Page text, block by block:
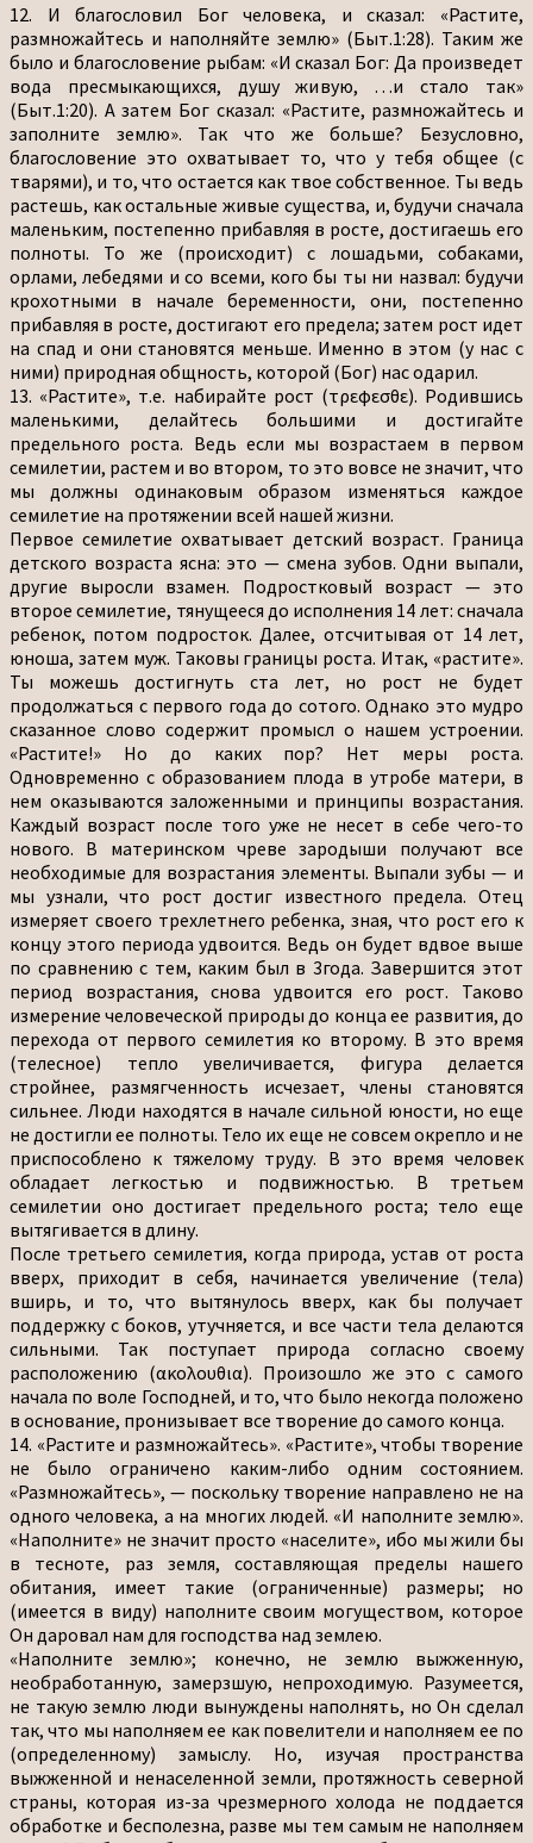
12. И благословил Бог человека, и сказал: «Растите,
размножайтесь и наполняйте землю» (Быт.1:28). Таким же
было и благословение рыбам: «И сказал Бог: Да произведет
вода пресмыкающихся, душу живую, …и стало так»
(Быт.1:20). А затем Бог сказал: «Растите, размножайтесь и
заполните землю». Так что же больше? Безусловно,
благословение это охватывает то, что у тебя общее (с
тварями), и то, что остается как твое собственное. Ты ведь
растешь, как остальные живые существа, и, будучи сначала
маленьким, постепенно прибавляя в росте, достигаешь его
полноты. То же (происходит) с лошадьми, собаками,
орлами, лебедями и со всеми, кого бы ты ни назвал: будучи
крохотными в начале беременности, они, постепенно
прибавляя в росте, достигают его предела; затем рост идет
на спад и они становятся меньше. Именно в этом (у нас с
ними) природная общность, которой (Бог) нас одарил.
13. «Растите», т.е. набирайте рост (τρεφεσθε). Родившись
маленькими, делайтесь большими и достигайте
предельного роста. Ведь если мы возрастаем в первом
семилетии, растем и во втором, то это вовсе не значит, что
мы должны одинаковым образом изменяться каждое
семилетие на протяжении всей нашей жизни.
Первое семилетие охватывает детский возраст. Граница
детского возраста ясна: это — смена зубов. Одни выпали,
другие выросли взамен. Подростковый возраст — это
второе семилетие, тянущееся до исполнения 14 лет: сначала
ребенок, потом подросток. Далее, отсчитывая от 14 лет,
юноша, затем муж. Таковы границы роста. Итак, «растите».
Ты можешь достигнуть ста лет, но рост не будет
продолжаться с первого года до сотого. Однако это мудро
сказанное слово содержит промысл о нашем устроении.
«Растите!» Но до каких пор? Нет меры роста.
Одновременно с образованием плода в утробе матери, в
нем оказываются заложенными и принципы возрастания.
Каждый возраст после того уже не несет в себе чего-то
нового. В материнском чреве зародыши получают все
необходимые для возрастания элементы. Выпали зубы — и
мы узнали, что рост достиг известного предела. Отец
измеряет своего трехлетнего ребенка, зная, что рост его к
концу этого периода удвоится. Ведь он будет вдвое выше
по сравнению с тем, каким был в 3года. Завершится этот
период возрастания, снова удвоится его рост. Таково
измерение человеческой природы до конца ее развития, до
перехода от первого семилетия ко второму. В это время
(телесное) тепло увеличивается, фигура делается
стройнее, размягченность исчезает, члены становятся
сильнее. Люди находятся в начале сильной юности, но еще
не достигли ее полноты. Тело их еще не совсем окрепло и не
приспособлено к тяжелому труду. В это время человек
обладает легкостью и подвижностью. В третьем
семилетии оно достигает предельного роста; тело еще
вытягивается в длину.
После третьего семилетия, когда природа, устав от роста
вверх, приходит в себя, начинается увеличение (тела)
вширь, и то, что вытянулось вверх, как бы получает
поддержку с боков, утучняется, и все части тела делаются
сильными. Так поступает природа согласно своему
расположению (ακολουθια). Произошло же это с самого
начала по воле Господней, и то, что было некогда положено
в основание, пронизывает все творение до самого конца.
14. «Растите и размножайтесь». «Растите», чтобы творение
не было ограничено каким-либо одним состоянием.
«Размножайтесь», — поскольку творение направлено не на
одного человека, а на многих людей. «И наполните землю».
«Наполните» не значит просто «населите», ибо мы жили бы
в тесноте, раз земля, составляющая пределы нашего
обитания, имеет такие (ограниченные) размеры; но
(имеется в виду) наполните своим могуществом, которое
Он даровал нам для господства над землею.
«Наполните землю»; конечно, не землю выжженную,
необработанную, замерзшую, непроходимую. Разумеется,
не такую землю люди вынуждены наполнять, но Он сделал
так, что мы наполняем ее как повелители и наполняем ее по
(определенному) замыслу. Но, изучая пространства
выжженной и ненаселенной земли, протяжность северной
страны, которая из-за чрезмерного холода не поддается
обработке и бесполезна, разве мы тем самым не наполняем